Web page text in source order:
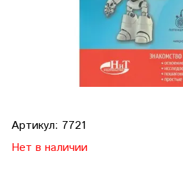
Артикул: 7721
Нет в наличии